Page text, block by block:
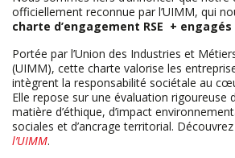
officiellement reconnue par l’UIMM, qui
charte d’engagement RSE +
Portée par l’Union des Industries et
(UIMM), cette charte valorise les
intègrent la responsabilité sociétale au
Elle repose sur une évaluation rigoureuse
matière d’éthique, d’impact
sociales et d’ancrage territorial.
l’UIMM.